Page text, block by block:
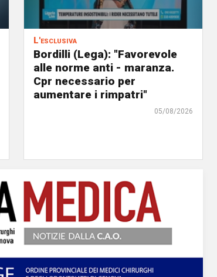
L'esclusiva
Bordilli (Lega): "Favorevole
alle norme anti - maranza.
Cpr necessario per
aumentare i rimpatri"
05/08/2026